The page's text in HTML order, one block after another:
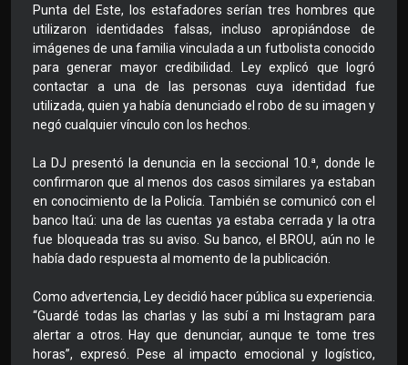
Punta del Este, los estafadores serían tres hombres que
utilizaron identidades falsas, incluso apropiándose de
imágenes de una familia vinculada a un futbolista conocido
para generar mayor credibilidad. Ley explicó que logró
contactar a una de las personas cuya identidad fue
utilizada, quien ya había denunciado el robo de su imagen y
negó cualquier vínculo con los hechos.
La DJ presentó la denuncia en la seccional 10.ª, donde le
confirmaron que al menos dos casos similares ya estaban
en conocimiento de la Policía. También se comunicó con el
banco Itaú: una de las cuentas ya estaba cerrada y la otra
fue bloqueada tras su aviso. Su banco, el BROU, aún no le
había dado respuesta al momento de la publicación.
Como advertencia, Ley decidió hacer pública su experiencia.
“Guardé todas las charlas y las subí a mi Instagram para
alertar a otros. Hay que denunciar, aunque te tome tres
horas”, expresó. Pese al impacto emocional y logístico,